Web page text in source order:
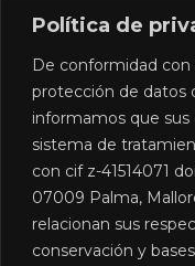
Política de
De conformidad
protección de datos
informamos que sus
sistema de
con cif z-41514071
07009 Palma,
relacionan sus
conservación y
Bodas y Eventos
EMPRESA
Opiniones
Colaboradores
Guía Menorca 2026
Descubre Menorca